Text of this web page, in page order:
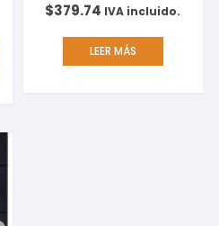
$379.74 IVA incluido.
LEER MÁS